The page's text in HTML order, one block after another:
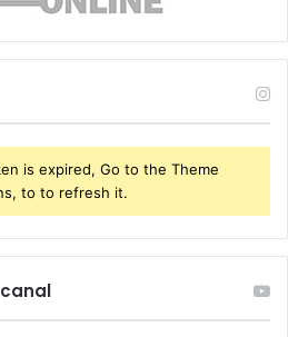
is expired, Go to the Theme
to to refresh it.